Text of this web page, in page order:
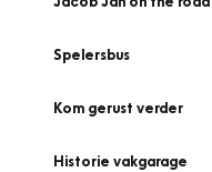
Spelersbus
Kom gerust verder
Historie vakgarage